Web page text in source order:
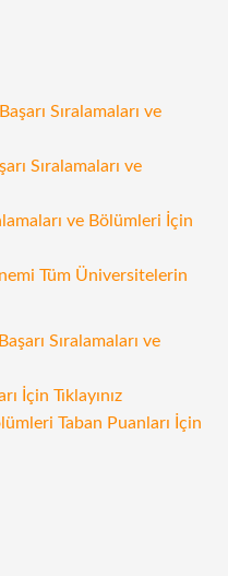
Sıralamaları ve
Sıralamaları ve
ve Bölümleri İçin
Tüm Üniversitelerin
Sıralamaları ve
İçin Tıklayınız
Taban Puanları İçin